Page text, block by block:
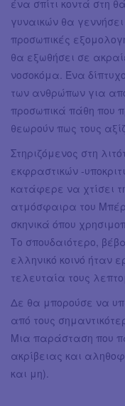
ένα σπίτι κοντά στη
γυναικών θα
προσωπικές
θα εξωθήσει σε
νοσοκόμα. Ένα
των ανθρώπων για
προσωπικά πάθη που
θεωρούν πως τους
Στηριζόμενος στη
εκφραστικών -
κατάφερε να χτίσει
ατμόσφαιρα του
σκηνικά όπου
Το σπουδαιότερο,
ελληνικό κοινό ήταν
τελευταία τους
Δε θα μπορούσε να
από τους
Μια παράσταση που
ακρίβειας και
και μη).